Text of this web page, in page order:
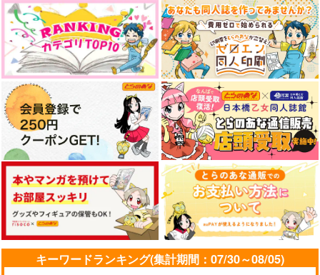
作品詳細 作品詳細 作品詳細
賢者様が死んだ
華爪屋
944 （税込）
オーエン×真木晶♀
解体迷宮-バラバララ
ビリンス
華爪屋
990円（税込）
添花のナズナ
froglethat
572円（税込）
鶴丸国永
俺たちはいちゃラブ撮
影にはほど遠い
大都社
935円（税込）
サンプル
作品詳細
出来損ないのラブソン
グRiff
三交社
820円（税込）
サンプル
作品詳細
ようこそ実力至上主義
の教室へ 3年生編3
KADOKAWA
814 円（税込）
作品詳細
キーワードランキング(集計期間：07/30～08/05)